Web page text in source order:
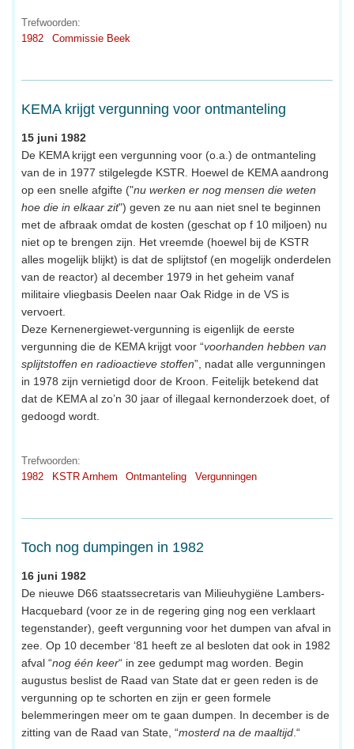
Trefwoorden:
1982
Commissie Beek
KEMA krijgt vergunning voor ontmanteling
15 juni 1982
De KEMA krijgt een vergunning voor (o.a.) de ontmanteling
van de in 1977 stilgelegde KSTR. Hoewel de KEMA aandrong
op een snelle afgifte ("nu werken er nog mensen die weten
hoe die in elkaar zit") geven ze nu aan niet snel te beginnen
met de afbraak omdat de kosten (geschat op f 10 miljoen) nu
niet op te brengen zijn. Het vreemde (hoewel bij de KSTR
alles mogelijk blijkt) is dat de splijtstof (en mogelijk onderdelen
van de reactor) al december 1979 in het geheim vanaf
militaire vliegbasis Deelen naar Oak Ridge in de VS is
vervoert.
Deze Kernenergiewet-vergunning is eigenlijk de eerste
vergunning die de KEMA krijgt voor “voorhanden hebben van
splijtstoffen en radioactieve stoffen”, nadat alle vergunningen
in 1978 zijn vernietigd door de Kroon. Feitelijk betekend dat
dat de KEMA al zo’n 30 jaar of illegaal kernonderzoek doet, of
gedoogd wordt.
Trefwoorden:
1982
KSTR Arnhem Ontmanteling Vergunningen
Toch nog dumpingen in 1982
16 juni 1982
De nieuwe D66 staatssecretaris van Milieuhygiëne Lambers-
Hacquebard (voor ze in de regering ging nog een verklaart
tegenstander), geeft vergunning voor het dumpen van afval in
zee. Op 10 december ‘81 heeft ze al besloten dat ook in 1982
afval “nog één keer“ in zee gedumpt mag worden. Begin
augustus beslist de Raad van State dat er geen reden is de
vergunning op te schorten en zijn er geen formele
belemmeringen meer om te gaan dumpen. In december is de
zitting van de Raad van State, “mosterd na de maaltijd.“